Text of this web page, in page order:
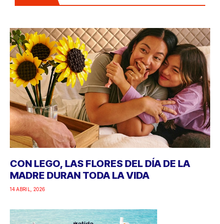
CON LEGO, LAS FLORES DEL DÍA DE LA
MADRE DURAN TODA LA VIDA
14 ABRIL, 2026